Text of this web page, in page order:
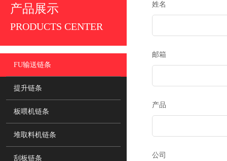
FU输送链条
提升链条
板喂机链条
堆取料机链条
刮板链条
产品展示
​PRODUCTS CENTER
姓名
邮箱
产品
公司